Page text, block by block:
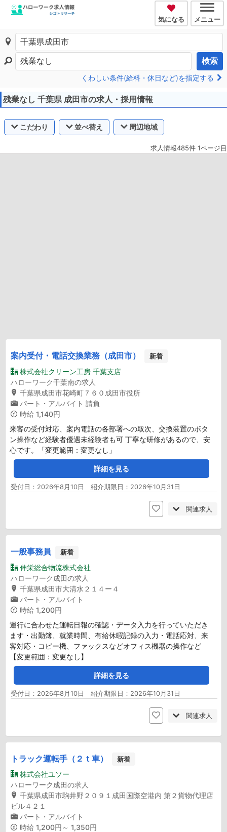
気になる メニュー
検索
くわしい条件(給料・休日など)を指定する
残業なし 千葉県 成田市の求人・採用情報
こだわり 並べ替え 周辺地域
求人情報485件 1ページ目
案内受付・電話交換業務（成田市） 新着
株式会社クリーン工房 千葉支店
ハローワーク千葉南の求人
千葉県成田市花崎町７６０成田市役所
パート・アルバイト 請負
時給 1,140円
来客の受付対応、案内電話の各部署への取次、交換装置のボタ
ン操作など経験者優遇未経験者も可 丁寧な研修があるので、安
心です。「変更範囲：変更なし」
詳細を見る
受付日：2026年8月10日 紹介期限日：2026年10月31日
関連求人
一般事務員 新着
伸栄総合物流株式会社
ハローワーク成田の求人
千葉県成田市大清水２１４ー４
パート・アルバイト
時給 1,200円
運行に合わせた運転日報の確認・データ入力を行っていただき
ます・出勤簿、就業時間、有給休暇記録の入力・電話応対、来
客対応・コピー機、ファックスなどオフィス機器の操作など
【変更範囲：変更なし】
詳細を見る
受付日：2026年8月10日 紹介期限日：2026年10月31日
関連求人
トラック運転手（２ｔ車） 新着
株式会社ユソー
ハローワーク成田の求人
千葉県成田市駒井野２０９１成田国際空港内 第２貨物代理店
ビル４２１
パート・アルバイト
時給 1,200円～ 1,350円